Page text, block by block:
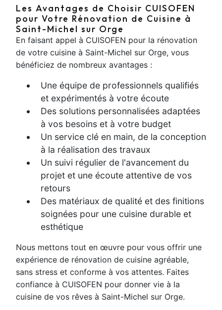
Les Avantages de Choisir CUISOFEN
pour Votre Rénovation de Cuisine à
Saint-Michel sur Orge
En faisant appel à CUISOFEN pour la rénovation
de votre cuisine à Saint-Michel sur Orge, vous
bénéficiez de nombreux avantages :
Une équipe de professionnels qualifiés
et expérimentés à votre écoute
Des solutions personnalisées adaptées
à vos besoins et à votre budget
Un service clé en main, de la conception
à la réalisation des travaux
Un suivi régulier de l'avancement du
projet et une écoute attentive de vos
retours
Des matériaux de qualité et des finitions
soignées pour une cuisine durable et
esthétique
Nous mettons tout en œuvre pour vous offrir une
expérience de rénovation de cuisine agréable,
sans stress et conforme à vos attentes. Faites
confiance à CUISOFEN pour donner vie à la
cuisine de vos rêves à Saint-Michel sur Orge.